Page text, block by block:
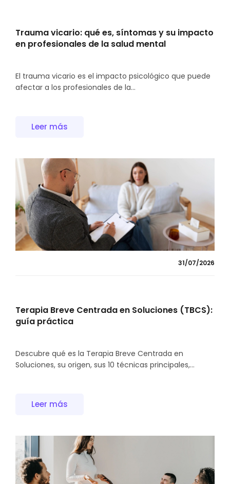
Trauma vicario: qué es, síntomas y su impacto
en profesionales de la salud mental
El trauma vicario es el impacto psicológico que puede
afectar a los profesionales de la...
Leer más
31/07/2026
Terapia Breve Centrada en Soluciones (TBCS):
guía práctica
Descubre qué es la Terapia Breve Centrada en
Soluciones, su origen, sus 10 técnicas principales,...
Leer más